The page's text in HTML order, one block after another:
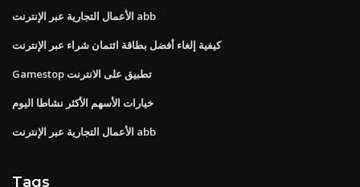
الأعمال التجارية عبر الإنترنت abb
كيفية إلغاء أفضل بطاقة ائتمان شراء عبر الإنترنت
Gamestop تطبيق على الانترنت
خيارات الأسهم الأكثر نشاطا اليوم
الأعمال التجارية عبر الإنترنت abb
Tags